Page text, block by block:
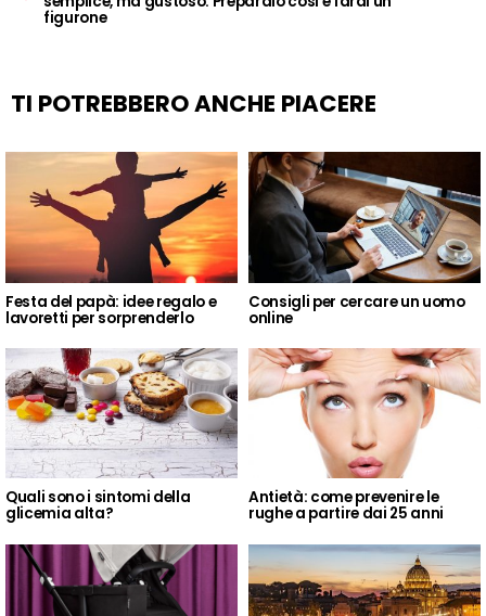
figurone
TI POTREBBERO ANCHE PIACERE
Festa del papà: idee regalo e
lavoretti per sorprenderlo
Consigli per cercare un uomo
online
Quali sono i sintomi della
glicemia alta?
Antietà: come prevenire le
rughe a partire dai 25 anni